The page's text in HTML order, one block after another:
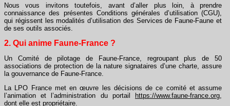
Nous vous invitons toutefois, avant d’aller plus loin, à prendre
connaissance des présentes Conditions générales d’utilisation (CGU),
qui régissent les modalités d’utilisation des Services de Faune-Faune et
de ses outils associés.
2. Qui anime Faune-France ?
Un Comité de pilotage de Faune-France, regroupant plus de 50
associations de protection de la nature signataires d’une charte, assure
la gouvernance de Faune-France.
La LPO France met en œuvre les décisions de ce comité et assume
l’animation et l’administration du portail
https://www.faune-france.org
dont elle est propriétaire.